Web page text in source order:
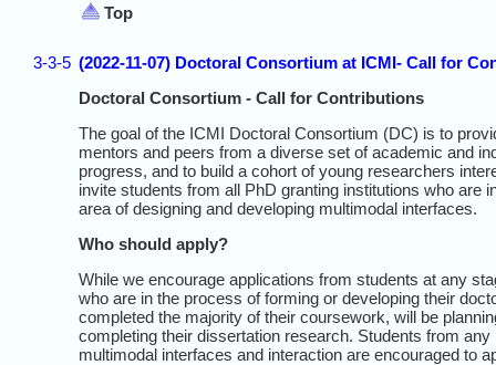
Top
3-3-5 (2022-11-07) Doctoral Consortium at ICMI- Call for
Doctoral Consortium - Call for Contributions
The goal of the ICMI Doctoral Consortium (DC) is to
mentors and peers from a diverse set of academic and
progress, and to build a cohort of young researchers
invite students from all PhD granting institutions who are
area of designing and developing multimodal interfaces.
Who should apply?
While we encourage applications from students at any
who are in the process of forming or developing their
completed the majority of their coursework, will be
completing their dissertation research. Students from
multimodal interfaces and interaction are encouraged to